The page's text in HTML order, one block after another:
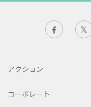
アクション
コーポレート